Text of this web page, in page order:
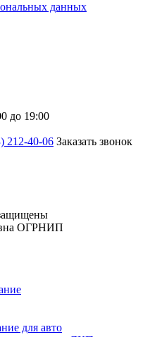
данных
до 19:00
212-40-06 Заказать звонок
ОГРНИП
для авто